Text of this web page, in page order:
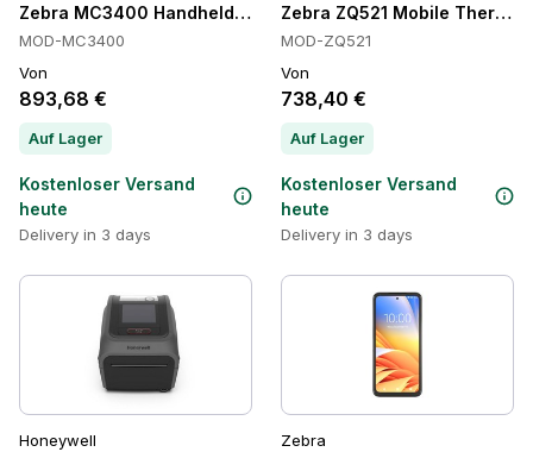
Zebra MC3400 Handheld-Computer, Wi-Fi 6E, 7000 mAh,
MOD-MC3400
Von
893,68 €
Auf Lager
Kostenloser Versand
heute
Delivery in 3 days
Zebra ZQ521 Mobile
MOD-ZQ521
Von
738,40 €
Auf Lager
Kostenloser Versand
heute
Delivery in 3 days
Honeywell Zebra